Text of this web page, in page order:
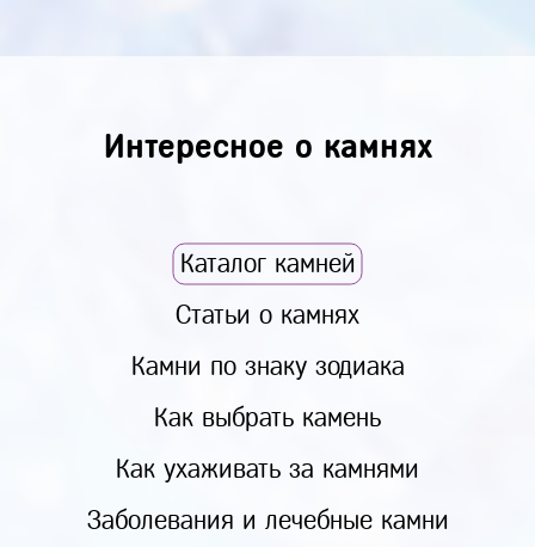
Интересное о камнях
Каталог камней
Статьи о камнях
Камни по знаку зодиака
Как выбрать камень
Как ухаживать за камнями
Заболевания и лечебные камни